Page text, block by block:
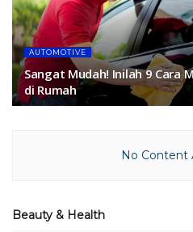
AUTOMOTIVE
Sangat Mudah! Inilah 9 Cara
di Rumah
No Content
Beauty & Health